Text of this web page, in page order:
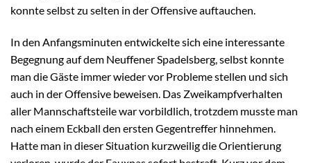
konnte selbst zu selten in der Offensive auftauchen.
In den Anfangsminuten entwickelte sich eine interessante
Begegnung auf dem Neuffener Spadelsberg, selbst konnte
man die Gäste immer wieder vor Probleme stellen und sich
auch in der Offensive beweisen. Das Zweikampfverhalten
aller Mannschaftsteile war vorbildlich, trotzdem musste man
nach einem Eckball den ersten Gegentreffer hinnehmen.
Hatte man in dieser Situation kurzweilig die Orientierung